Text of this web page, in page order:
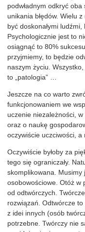
podwładnym odkryć
unikania błędów. Wielu
być doskonałymi
Psychologicznie jest to
osiągnąć to 80%
przyjmiemy, to będzie
naszym życiu.
to „patologia” …
Jeszcze na co warto
funkcjonowaniem we
uczenie niezależności,
oraz o naukę
oczywiście uczciwości,
Oczywiście byłoby za
tego się ograniczały.
skomplikowana. Musimy
osobowościowe. Otóż w
od odtwórczych.
rozwiązań. Odtwórcze
z idei innych (osób
potrzebne. Twórczy nie